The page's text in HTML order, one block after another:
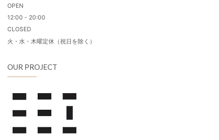
OPEN
12:00 - 20:00
CLOSED
火・水・木曜定休（祝日を除く）
OUR PROJECT